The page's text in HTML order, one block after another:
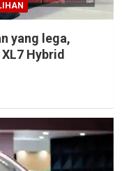
yang lega,
Hybrid